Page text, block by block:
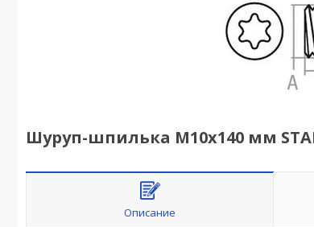
Шуруп-шпилька М10х140 мм
Описание